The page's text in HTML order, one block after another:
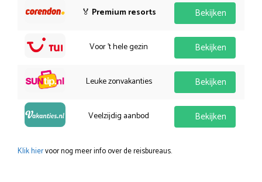
🏅 Premium resorts Bekijken
Voor 't hele gezin Bekijken
Leuke zonvakanties Bekijken
Veelzijdig aanbod Bekijken
Klik hiervoor nog meer info over de reisbureaus.